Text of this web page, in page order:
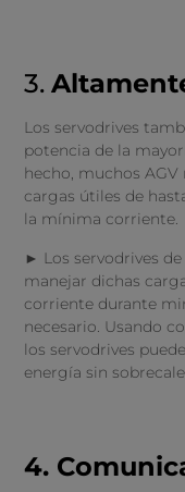
3.
Los servodrives
potencia de la
hecho, muchos
cargas útiles de
la mínima corriente.
► Los servodrives
manejar dichas
corriente durante
necesario. Usando
los servodrives
energía sin
4.